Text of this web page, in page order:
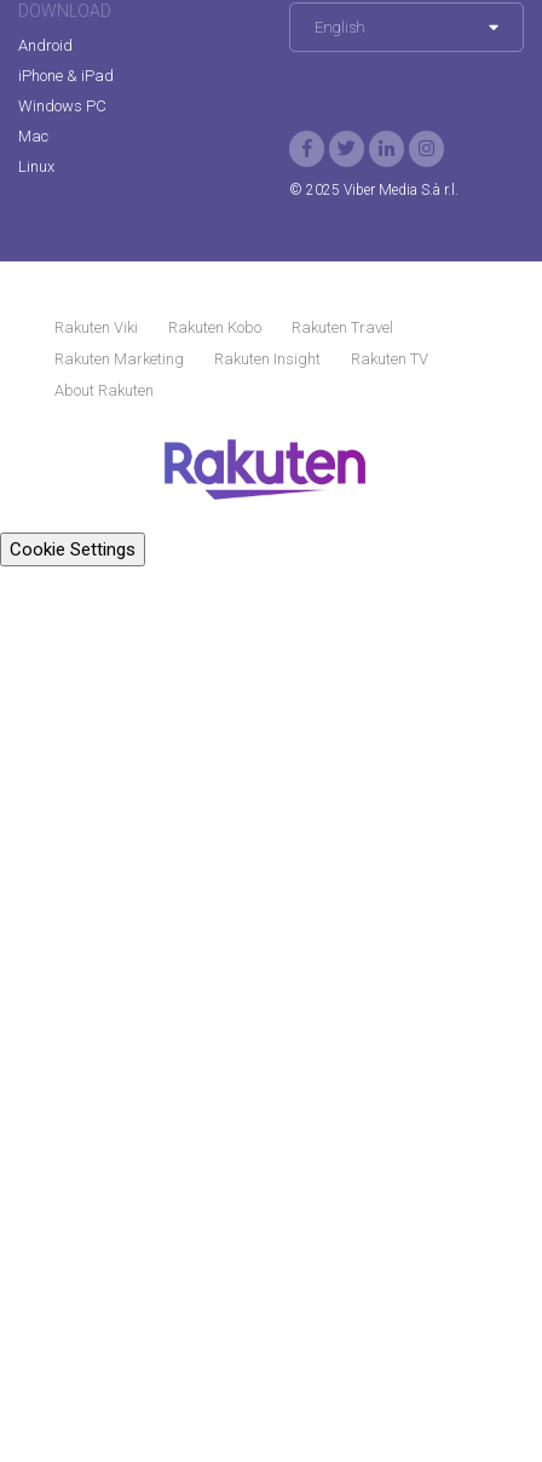
DOWNLOAD
Android
iPhone & iPad
Windows PC
Mac
Linux
English
© 2025 Viber Media S.à r.l.
Rakuten Viki Rakuten Kobo
Rakuten Travel
Rakuten Marketing
Rakuten Insight
Rakuten TV
About Rakuten
Cookie Settings